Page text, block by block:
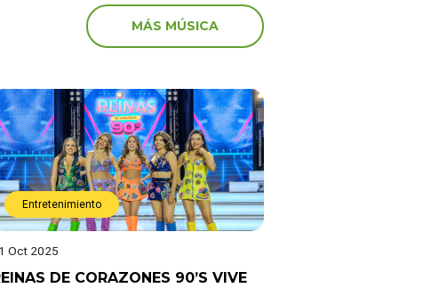
MÁS MÚSICA
Entretenimiento
Oct 2025
DE CORAZONES 90’S VIVE